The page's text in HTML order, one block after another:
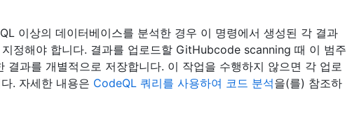
이상의 데이터베이스를 분석한 경우 이 명령에서 생성된 각 결과
지정해야 합니다. 결과를 업로드할 GitHubcode scanning 때 이 범주
결과를 개별적으로 저장합니다. 이 작업을 수행하지 않으면 각 업로
. 자세한 내용은 CodeQL 쿼리를 사용하여 코드 분석을(를) 참조하